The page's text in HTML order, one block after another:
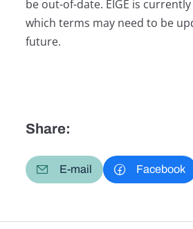
be out-of-date. EIGE is
which terms may need to be
future.
Share:
E-mail Facebook